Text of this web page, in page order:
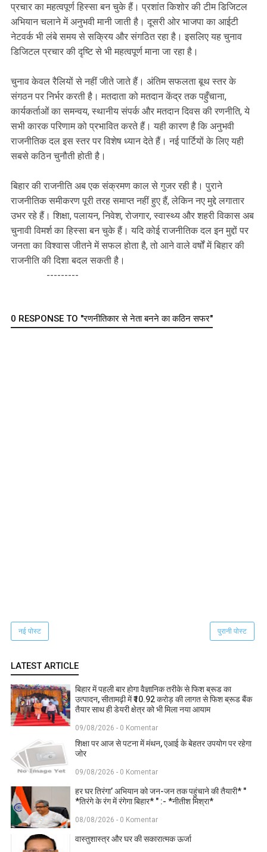
प्रचार का महत्वपूर्ण हिस्सा बन चुके हैं। प्रशांत किशोर की टीम डिजिटल
अभियान चलाने में अनुभवी मानी जाती है। दूसरी ओर भाजपा का आईटी
नेटवर्क भी लंबे समय से सक्रिय और संगठित रहा है। इसलिए यह चुनाव
डिजिटल प्रचार की दृष्टि से भी महत्वपूर्ण माना जा रहा है।
चुनाव केवल रैलियों से नहीं जीते जाते हैं। अंतिम सफलता बूथ स्तर के
संगठन पर निर्भर करती है। मतदाता को मतदान केंद्र तक पहुँचाना,
कार्यकर्ताओं का समन्वय, स्थानीय संपर्क और मतदान दिवस की रणनीति, ये
सभी कारक परिणाम को प्रभावित करते हैं। यही कारण है कि अनुभवी
राजनीतिक दल इस स्तर पर विशेष ध्यान देते हैं। नई पार्टियों के लिए यही
सबसे कठिन चुनौती होती है।
बिहार की राजनीति अब एक संक्रमण काल से गुजर रही है। पुराने
राजनीतिक समीकरण पूरी तरह समाप्त नहीं हुए हैं, लेकिन नए मुद्दे लगातार
उभर रहे हैं। शिक्षा, पलायन, निवेश, रोजगार, स्वास्थ्य और शहरी विकास अब
चुनावी विमर्श का हिस्सा बन चुके हैं। यदि कोई राजनीतिक दल इन मुद्दों पर
जनता का विश्वास जीतने में सफल होता है, तो आने वाले वर्षों में बिहार की
राजनीति की दिशा बदल सकती है।
---------
0 RESPONSE TO "रणनीतिकार से नेता बनने का कठिन सफर"
नई पोस्ट पुरानी पोस्ट
LATEST ARTICLE
बिहार में पहली बार होगा वैज्ञानिक तरीके से फिश ब्रूड का
उत्पादन, सीतामढ़ी में ₹10.92 करोड़ की लागत से फिश ब्रूड बैंक
तैयार साथ ही डेयरी क्षेत्र को भी मिला नया आयाम
09/08/2026 - 0 Komentar
शिक्षा पर आज से पटना में मंथन, एआई के बेहतर उपयोग पर रहेगा
जोर
09/08/2026 - 0 Komentar
हर घर तिरंगा’ अभियान को जन-जन तक पहुंचाने की तैयारी* "
*तिरंगे के रंग में रंगेगा बिहार* " :- *नीतीश मिश्रा*
08/08/2026 - 0 Komentar
वास्तुशास्त्र और घर की सकारात्मक ऊर्जा